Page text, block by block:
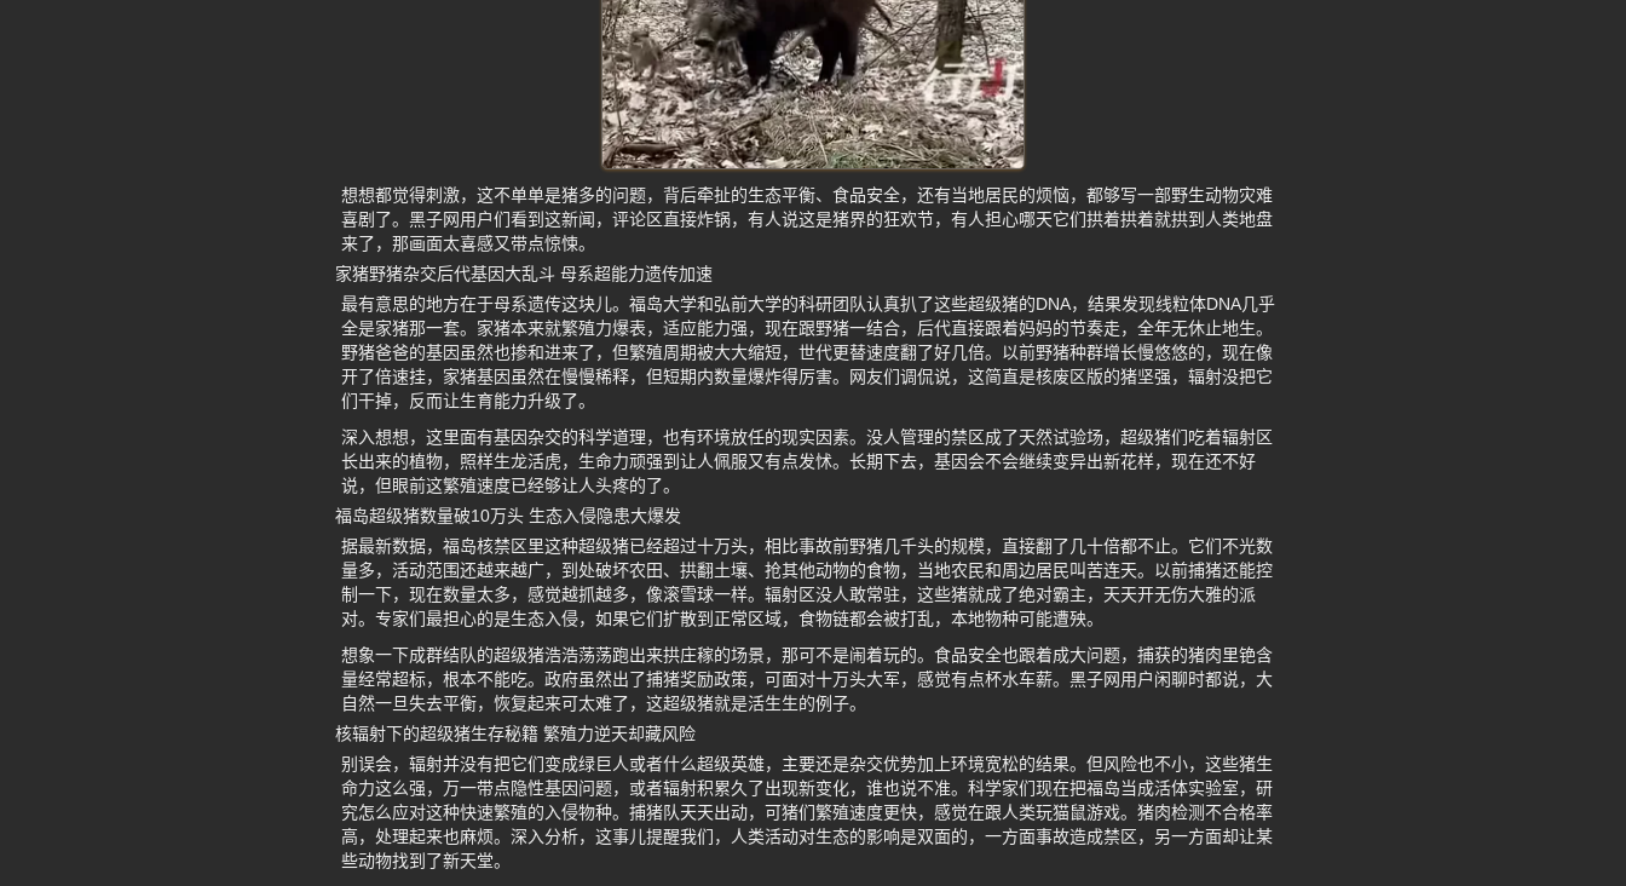
想想都觉得刺激，这不单单是猪多的问题，背后牵扯的生态平衡、食品安全，还有当地居民的烦恼，都够写一部野生动物灾难
喜剧了。黑子网用户们看到这新闻，评论区直接炸锅，有人说这是猪界的狂欢节，有人担心哪天它们拱着拱着就拱到人类地盘
来了，那画面太喜感又带点惊悚。
家猪野猪杂交后代基因大乱斗 母系超能力遗传加速
最有意思的地方在于母系遗传这块儿。福岛大学和弘前大学的科研团队认真扒了这些超级猪的DNA，结果发现线粒体DNA几乎
全是家猪那一套。家猪本来就繁殖力爆表，适应能力强，现在跟野猪一结合，后代直接跟着妈妈的节奏走，全年无休止地生。
野猪爸爸的基因虽然也掺和进来了，但繁殖周期被大大缩短，世代更替速度翻了好几倍。以前野猪种群增长慢悠悠的，现在像
开了倍速挂，家猪基因虽然在慢慢稀释，但短期内数量爆炸得厉害。网友们调侃说，这简直是核废区版的猪坚强，辐射没把它
们干掉，反而让生育能力升级了。
深入想想，这里面有基因杂交的科学道理，也有环境放任的现实因素。没人管理的禁区成了天然试验场，超级猪们吃着辐射区
长出来的植物，照样生龙活虎，生命力顽强到让人佩服又有点发怵。长期下去，基因会不会继续变异出新花样，现在还不好
说，但眼前这繁殖速度已经够让人头疼的了。
福岛超级猪数量破10万头 生态入侵隐患大爆发
据最新数据，福岛核禁区里这种超级猪已经超过十万头，相比事故前野猪几千头的规模，直接翻了几十倍都不止。它们不光数
量多，活动范围还越来越广，到处破坏农田、拱翻土壤、抢其他动物的食物，当地农民和周边居民叫苦连天。以前捕猪还能控
制一下，现在数量太多，感觉越抓越多，像滚雪球一样。辐射区没人敢常驻，这些猪就成了绝对霸主，天天开无伤大雅的派
对。专家们最担心的是生态入侵，如果它们扩散到正常区域，食物链都会被打乱，本地物种可能遭殃。
想象一下成群结队的超级猪浩浩荡荡跑出来拱庄稼的场景，那可不是闹着玩的。食品安全也跟着成大问题，捕获的猪肉里铯含
量经常超标，根本不能吃。政府虽然出了捕猪奖励政策，可面对十万头大军，感觉有点杯水车薪。黑子网用户闲聊时都说，大
自然一旦失去平衡，恢复起来可太难了，这超级猪就是活生生的例子。
核辐射下的超级猪生存秘籍 繁殖力逆天却藏风险
别误会，辐射并没有把它们变成绿巨人或者什么超级英雄，主要还是杂交优势加上环境宽松的结果。但风险也不小，这些猪生
命力这么强，万一带点隐性基因问题，或者辐射积累久了出现新变化，谁也说不准。科学家们现在把福岛当成活体实验室，研
究怎么应对这种快速繁殖的入侵物种。捕猪队天天出动，可猪们繁殖速度更快，感觉在跟人类玩猫鼠游戏。猪肉检测不合格率
高，处理起来也麻烦。深入分析，这事儿提醒我们，人类活动对生态的影响是双面的，一方面事故造成禁区，另一方面却让某
些动物找到了新天堂。